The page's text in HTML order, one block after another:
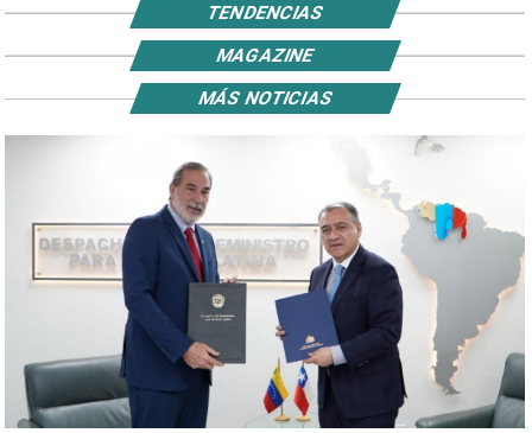
TENDENCIAS
MAGAZINE
MÁS NOTICIAS